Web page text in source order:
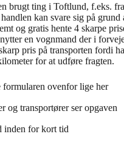
brugt ting i Toftlund, f.eks.
kan svare sig på grund
og gratis hente 4 skarpe
en vognmand der i
pris på transporten fordi
for at udføre fragten.
ovenfor lige her
og transportører ser opgaven
inden for kort tid